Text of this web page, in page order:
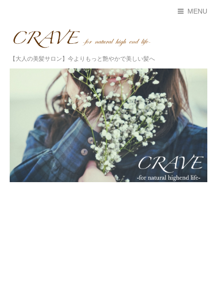
MENU
【大人の美髪サロン】今よりもっと艶やかで美しい髪へ